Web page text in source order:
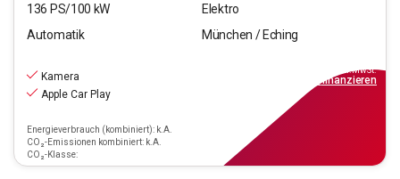
136 PS/100 kW
Elektro
Automatik
München / Eching
Kamera
Apple Car Play
Energieverbrauch (kombiniert): k.A.
CO₂-Emissionen kombiniert: k.A.
CO₂-Klasse:
inkl.MwSt.
finanzieren